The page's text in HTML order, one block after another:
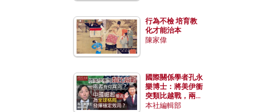
行為不檢 培育教
化才能治本
陳家偉
國際關係學者孔永
樂博士：將美伊衝
突類比越戰，兩者
有何異同？中國崛
本社編輯部